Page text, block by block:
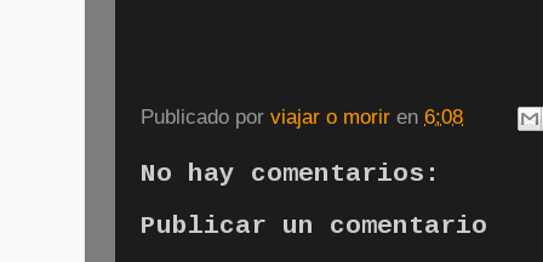
Publicado por viajar o morir en 6:08
No hay comentarios:
Publicar un comentario